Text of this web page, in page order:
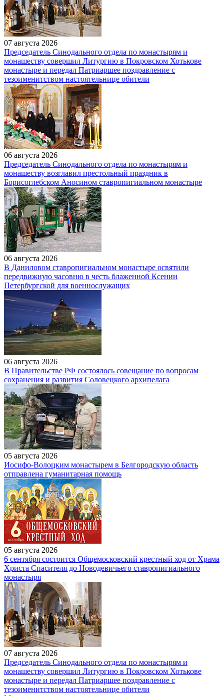
07 августа 2026
Председатель Синодального отдела по монастырям и
монашеству совершил Литургию в Покровском Хотькове
монастыре и передал Патриаршее поздравление с
тезоименитством настоятельнице обители
06 августа 2026
Председатель Синодального отдела по монастырям и
монашеству возглавил престольный праздник в
Борисоглебском Аносином ставропигиальном монастыре
06 августа 2026
В Даниловом ставропигиальном монастыре освятили
передвижную часовню в честь блаженной Ксении
Петербургской для военнослужащих
06 августа 2026
В Правительстве РФ состоялось совещание по вопросам
сохранения и развития Соловецкого архипелага
05 августа 2026
Иосифо-Волоцким монастырем в Белгородскую область
отправлена гуманитарная помощь
05 августа 2026
6 сентября состоится Общемосковский крестный ход от Храма
Христа Спасителя до Новодевичьего ставропигиального
монастыря
07 августа 2026
Председатель Синодального отдела по монастырям и
монашеству совершил Литургию в Покровском Хотькове
монастыре и передал Патриаршее поздравление с
тезоименитством настоятельнице обители